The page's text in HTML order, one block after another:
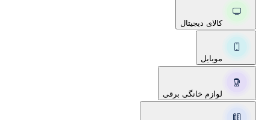
کالای دیجیتال
موبایل
لوازم خانگی برقی